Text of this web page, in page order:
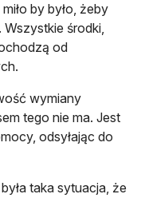
by było, żeby
Wszystkie środki,
od
wymiany
tego nie ma. Jest
odsyłając do
taka sytuacja, że